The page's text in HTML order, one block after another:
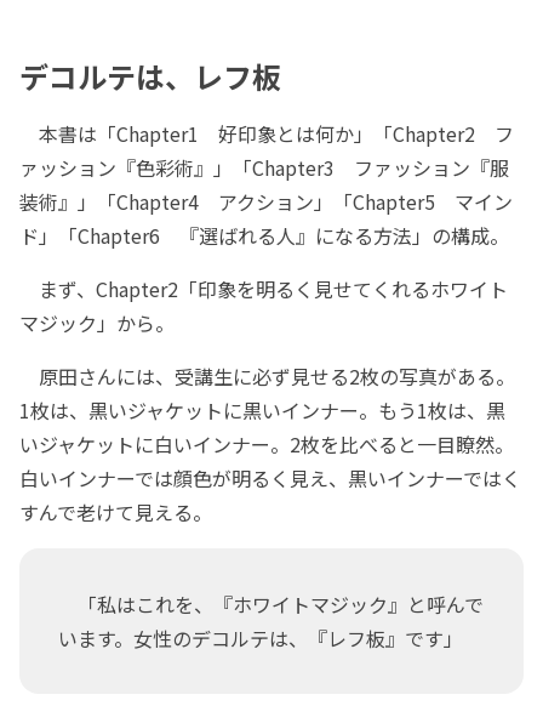
デコルテは、レフ板
本書は「Chapter1 好印象とは何か」「Chapter2 フ
ァッション『色彩術』」「Chapter3 ファッション『服
装術』」「Chapter4 アクション」「Chapter5 マイン
ド」「Chapter6 『選ばれる人』になる方法」の構成。
まず、Chapter2「印象を明るく見せてくれるホワイト
マジック」から。
原田さんには、受講生に必ず見せる2枚の写真がある。
1枚は、黒いジャケットに黒いインナー。もう1枚は、黒
いジャケットに白いインナー。2枚を比べると一目瞭然。
白いインナーでは顔色が明るく見え、黒いインナーではく
すんで老けて見える。
「私はこれを、『ホワイトマジック』と呼んで
います。女性のデコルテは、『レフ板』です」